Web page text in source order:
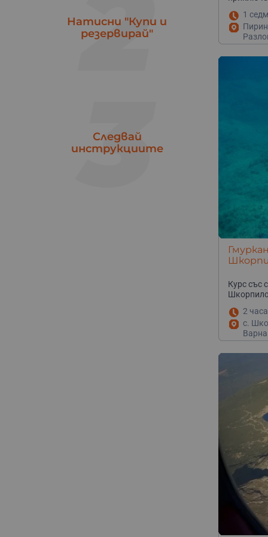
Ямбол
Натисни "Купи и
резервирай"
3
Следвай
инструкциите
1
Курс със
2 часа
с.
Варна